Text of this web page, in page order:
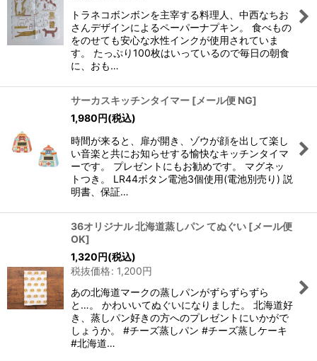
トラネコボンボンを主宰する料理人、中西なちお
さんデザインによるペーパーナプキン。 食べもの
をのせても安心な水性インクが使用されていま
す。 たっぷり100枚はいっているので毎日の朝食
に、おも…
サーカスキッチンタイマー [メール便 NG]
1,980円(税込)
時間が来ると、扉が開き、ゾウが顔を出して楽し
い音楽と共にお知らせする愉快なキッチンタイマ
ーです。 プレゼントにもお勧めです。 マグネッ
トつき。 LR44ボタン電池3個使用(電池別売り) 説
明書、保証…
36オリジナル 北海道蒸しパン てぬぐい [メール便
OK]
1,320円(税込)
税抜価格: 1,200円
あの北海道マークの蒸しパンがずらずらずら
と…。 かわいいてぬぐいになりました。 北海道好
き、蒸しパン好きの方へのプレゼントにいかがで
しょうか。 #チーズ蒸しパン #チーズ蒸しケーキ
#北海道…